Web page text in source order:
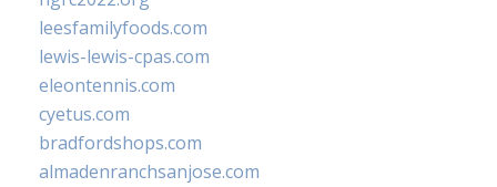
leesfamilyfoods.com
lewis-lewis-cpas.com
eleontennis.com
cyetus.com
bradfordshops.com
almadenranchsanjose.com